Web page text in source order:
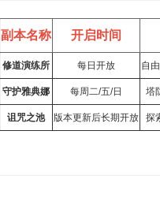
副本名称 开启时间
修道演练所 每日开放 自
守护雅典娜 每周二/五/日 塔
诅咒之池 版本更新后长期开放 探